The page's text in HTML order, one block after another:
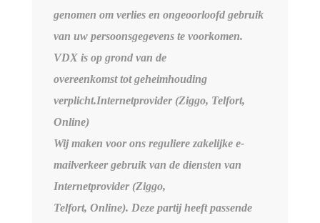
genomen om verlies en ongeoorloofd gebruik
van uw persoonsgegevens te voorkomen.
VDX is op grond van de
overeenkomst tot geheimhouding
verplicht.Internetprovider (Ziggo, Telfort,
Online)
Wij maken voor ons reguliere zakelijke e-
mailverkeer gebruik van de diensten van
Internetprovider (Ziggo,
Telfort, Online). Deze partij heeft passende